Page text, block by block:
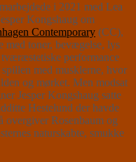
i 2021 med Lea
Kongshaug om
Contemporary (CC),
med toner, bevægelse, lys
performance
med musklerne, hvor
og mørket. Men modsat
Jesper Kongshaug satte
Hestelund der havde
overgiver Rosenbaum og
naturskabte, smukke